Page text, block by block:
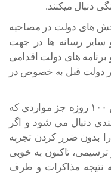
دنبال میکنند.
های دولت در مصاحبه
سایر رسانه ها در جهت
های دولت اقدامی
در دولت قبل به خصوص در
۵- سیاست های خارجی دولت در این ۱۰۰ روزه جز مواردی که
دنبال می شود و اگر
بدون ضرر کردن تجربه
تاکنون به خوبی
نتیجه مذاکرات و طرف